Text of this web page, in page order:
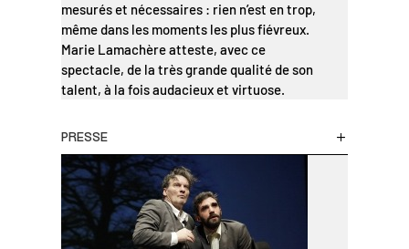
mesurés et nécessaires : rien n’est en trop,
même dans les moments les plus fiévreux.
Marie Lamachère atteste, avec ce
spectacle, de la très grande qualité de son
talent, à la fois audacieux et virtuose.
PRESSE